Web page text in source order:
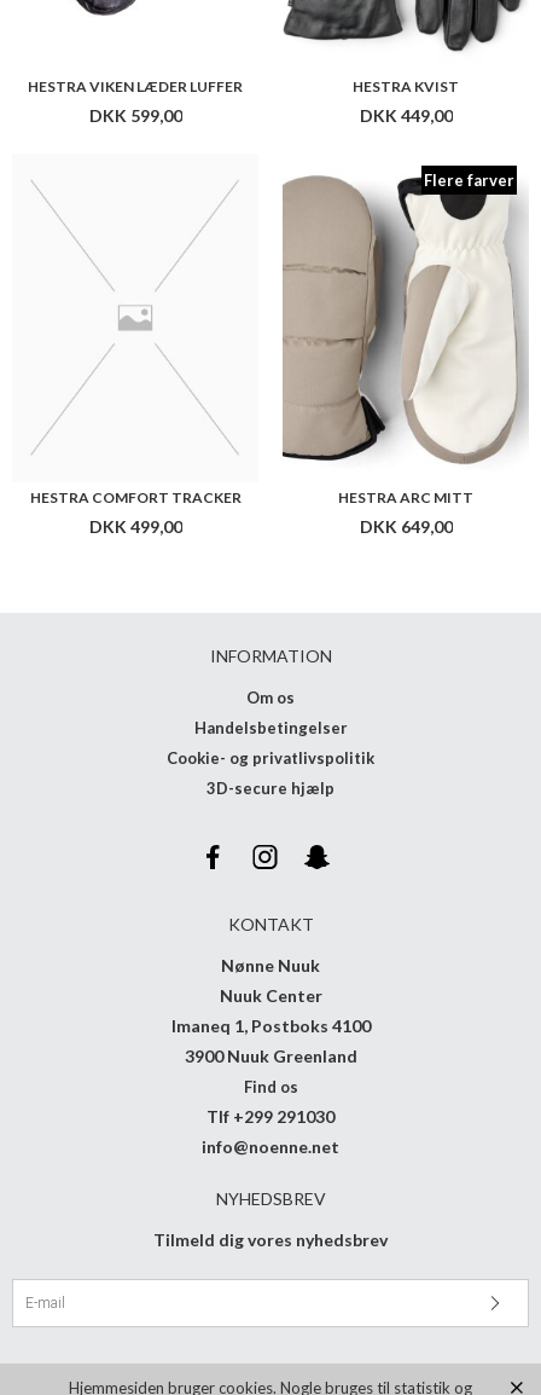
Hjemmesiden bruger cookies. Nogle bruges til statistik og
HESTRA VIKEN LÆDER LUFFER
DKK 599,00
HESTRA KVIST
DKK 449,00
HESTRA COMFORT TRACKER
DKK 499,00
Flere farver
HESTRA ARC MITT
DKK 649,00
INFORMATION
Om os
Handelsbetingelser
Cookie- og privatlivspolitik
3D-secure hjælp
KONTAKT
Nønne Nuuk
Nuuk Center
Imaneq 1, Postboks 4100
3900 Nuuk Greenland
Find os
Tlf +299 291030
info@noenne.net
NYHEDSBREV
Tilmeld dig vores nyhedsbrev